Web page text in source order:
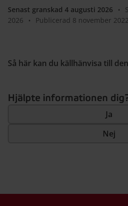
Senast granskad 4 augusti 2026 •
2026
• Publicerad 8 november 2022
Så här kan du källhänvisa till
Hjälpte informationen
Ja
Nej